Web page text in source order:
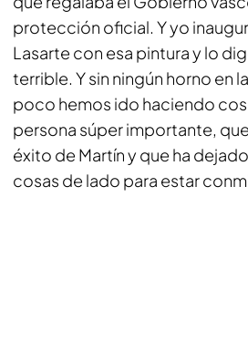
protección oficial. Y yo
Lasarte con esa pintura y lo
terrible. Y sin ningún horno en
poco hemos ido haciendo
persona súper importante,
éxito de Martín y que ha
cosas de lado para estar